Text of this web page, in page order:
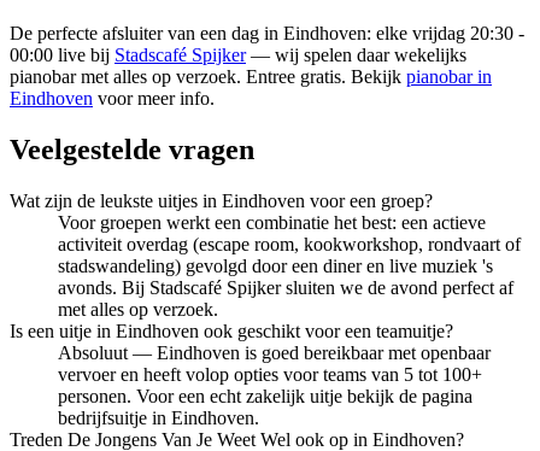
De perfecte afsluiter van een dag in Eindhoven: elke vrijdag 20:30 -
00:00 live bij Stadscafé Spijker— wij spelen daar wekelijks
pianobar met alles op verzoek. Entree gratis. Bekijk pianobar in
Eindhoven voor meer info.
Veelgestelde vragen
Wat zijn de leukste uitjes in Eindhoven voor een groep?
Voor groepen werkt een combinatie het best: een actieve
activiteit overdag (escape room, kookworkshop, rondvaart of
stadswandeling) gevolgd door een diner en live muziek 's
avonds. Bij Stadscafé Spijker sluiten we de avond perfect af
met alles op verzoek.
Is een uitje in Eindhoven ook geschikt voor een teamuitje?
Absoluut — Eindhoven is goed bereikbaar met openbaar
vervoer en heeft volop opties voor teams van 5 tot 100+
personen. Voor een echt zakelijk uitje bekijk de pagina
bedrijfsuitje in Eindhoven.
Treden De Jongens Van Je Weet Wel ook op in Eindhoven?